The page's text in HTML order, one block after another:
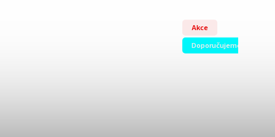
Akce
Doporučujeme